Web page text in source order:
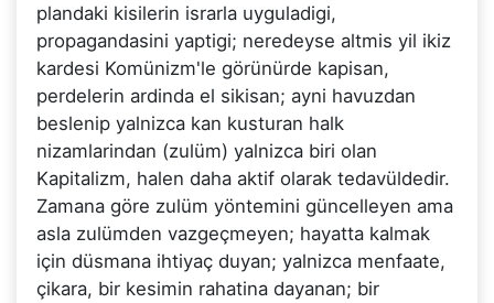
plandaki kisilerin israrla uyguladigi,
propagandasini yaptigi; neredeyse altmis yil ikiz
kardesi Komünizm'le görünürde kapisan,
perdelerin ardinda el sikisan; ayni havuzdan
beslenip yalnizca kan kusturan halk
nizamlarindan (zulüm) yalnizca biri olan
Kapitalizm, halen daha aktif olarak tedavüldedir.
Zamana göre zulüm yöntemini güncelleyen ama
asla zulümden vazgeçmeyen; hayatta kalmak
için düsmana ihtiyaç duyan; yalnizca menfaate,
çikara, bir kesimin rahatina dayanan; bir